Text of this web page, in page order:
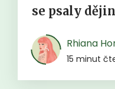
se psaly
Rhiana
15 minut